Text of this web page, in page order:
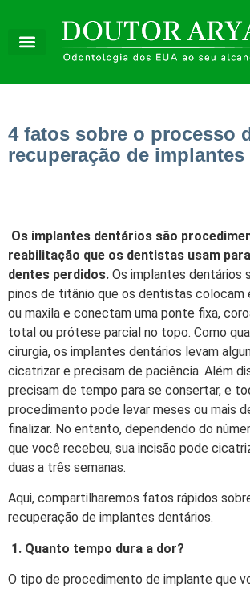
4 fatos sobre o processo
recuperação de
Os implantes dentários são
reabilitação que os dentistas usam
dentes perdidos. Os implantes dentários
pinos de titânio que os dentistas colocam
ou maxila e conectam uma ponte fixa,
total ou prótese parcial no topo. Como
cirurgia, os implantes dentários levam
cicatrizar e precisam de paciência. Além
precisam de tempo para se consertar, e
procedimento pode levar meses ou mais
finalizar. No entanto, dependendo do
que você recebeu, sua incisão pode
duas a três semanas.
Aqui, compartilharemos fatos rápidos
recuperação de implantes dentários.
1. Quanto tempo dura a dor?
O tipo de procedimento de implante que